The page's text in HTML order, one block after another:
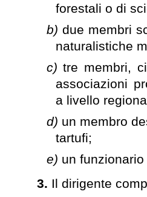
forestali o di
b) due membri
naturalistiche
c)tre membri,
associazioni
a livello
d) un membro
tartufi;
e) un
3. Il dirigente